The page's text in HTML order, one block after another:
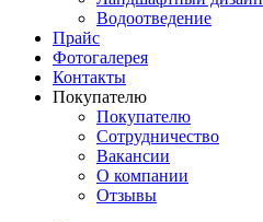
Водоотведение
Прайс
Фотогалерея
Контакты
Покупателю
Покупателю
Сотрудничество
Вакансии
О компании
Отзывы